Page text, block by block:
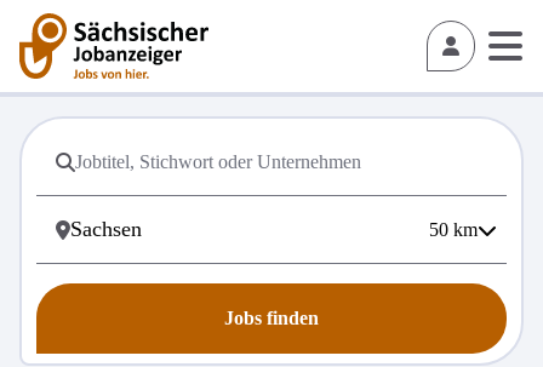
50 km
Jobs finden